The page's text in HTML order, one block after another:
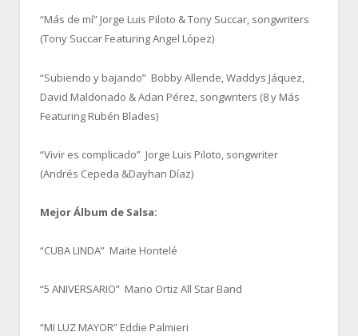
“Más de mí” Jorge Luis Piloto & Tony Succar, songwriters
(Tony Succar Featuring Angel López)
“Subiendo y bajando” Bobby Allende, Waddys Jáquez,
David Maldonado & Adan Pérez, songwriters (8 y Más
Featuring Rubén Blades)
“Vivir es complicado” Jorge Luis Piloto, songwriter
(Andrés Cepeda &Dayhan Díaz)
Mejor Álbum de Salsa:
“CUBA LINDA” Maite Hontelé
“5 ANIVERSARIO” Mario Ortiz All Star Band
“MI LUZ MAYOR” Eddie Palmieri